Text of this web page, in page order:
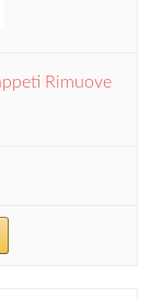
Rimuove